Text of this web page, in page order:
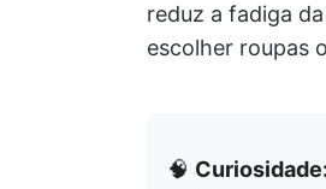
reduz a fadiga
escolher roupas
🧠 Curiosidade: